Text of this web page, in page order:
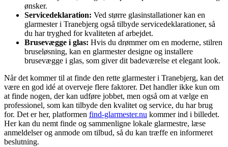
ønsker.
Servicedeklaration: Ved større glasinstallationer kan en
glarmester i Tranebjerg også tilbyde servicedeklarationer, så
du har tryghed for kvaliteten af arbejdet.
Brusevægge i glas: Hvis du drømmer om en moderne, stilren
bruseløsning, kan en glarmester designe og installere
brusevægge i glas, som giver dit badeværelse et elegant look.
Når det kommer til at finde den rette glarmester i Tranebjerg, kan det
være en god idé at overveje flere faktorer. Det handler ikke kun om
at finde nogen, der kan udføre jobbet, men også om at vælge en
professionel, som kan tilbyde den kvalitet og service, du har brug
for. Det er her, platformen find-glarmester.nu kommer ind i billedet.
Her kan du nemt finde og sammenligne lokale glarmestre, læse
anmeldelser og anmode om tilbud, så du kan træffe en informeret
beslutning.